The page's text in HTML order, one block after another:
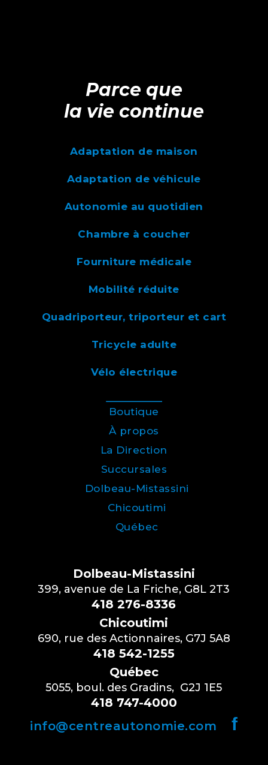
Parce que
la vie continue
Adaptation de maison
Adaptation de véhicule
Autonomie au quotidien
Chambre à coucher
Fourniture médicale
Mobilité réduite
Quadriporteur, triporteur et cart
Tricycle adulte
Vélo électrique
Boutique
À propos
La Direction
Succursales
Dolbeau-Mistassini
Chicoutimi
Québec
Dolbeau-Mistassini
399, avenue de La Friche, G8L 2T3
418 276-8336
Chicoutimi
690, rue des Actionnaires, G7J 5A8
418 542-1255
Québec
5055, boul. des Gradins, G2J 1E5
418 747-4000
info@centreautonomie.com
f